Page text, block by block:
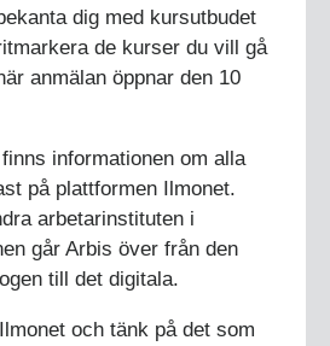
dig med kursutbudet
de kurser du vill gå
anmälan öppnar den 10
informationen om alla
på plattformen Ilmonet.
arbetarinstituten i
går Arbis över från den
till det digitala.
och tänk på det som